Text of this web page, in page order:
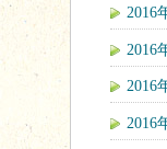
2016
2016
2016
2016